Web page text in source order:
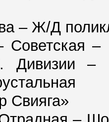
– Ж/Д
Советская
Дивизии –
Свияга»